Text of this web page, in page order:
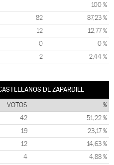
100 %
82 87,23 %
12 12,77 %
0 0 %
2 2,44 %
DE ZAPARDIEL
VOTOS %
42 51,22 %
19 23,17 %
12 14,63 %
4 4,88 %